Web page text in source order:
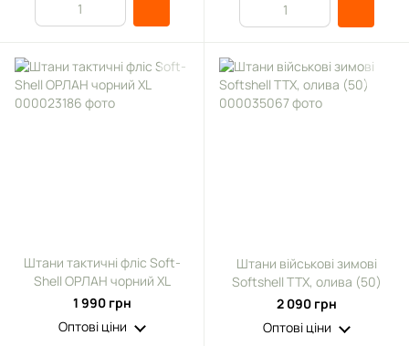
Штани тактичні фліс Soft-
Shell ОРЛАН чорний XL
1 990 грн
Оптові ціни
Штани військові зимові
Softshell TTX, олива (50)
2 090 грн
Оптові ціни